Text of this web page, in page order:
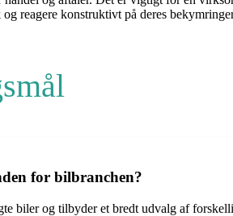
reagere konstruktivt på deres
for bilbranchen?
biler og tilbyder et bredt udvalg af